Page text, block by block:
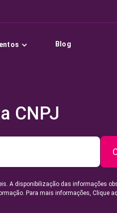
Blog
CNPJ
A disponibilização das informações
Para mais informações, Clique